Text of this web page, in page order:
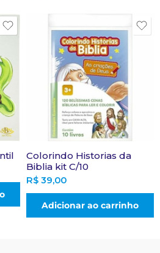
Colorindo Historias da
Biblia kit C/10
R$ 39,00
Adicionar ao carrinho